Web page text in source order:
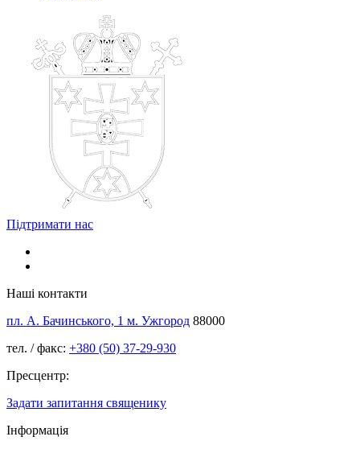
Підтримати нас
Наші контакти
пл. А. Бачинського, 1 м. Ужгород 88000
тел. / факс: +380 (50) 37-29-930
Пресцентр:
Задати запитання священику
Інформація